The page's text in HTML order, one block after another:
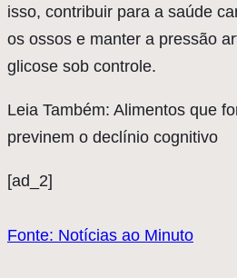
isso, contribuir para a saúde
os ossos e manter a pressão
glicose sob controle.
Leia Também: Alimentos que
previnem o declínio cognitivo
[ad_2]
Fonte: Notícias ao Minuto